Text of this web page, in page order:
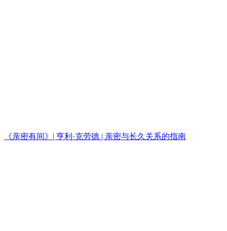
《亲密有间》| 亨利·克劳德 | 亲密与长久关系的指南